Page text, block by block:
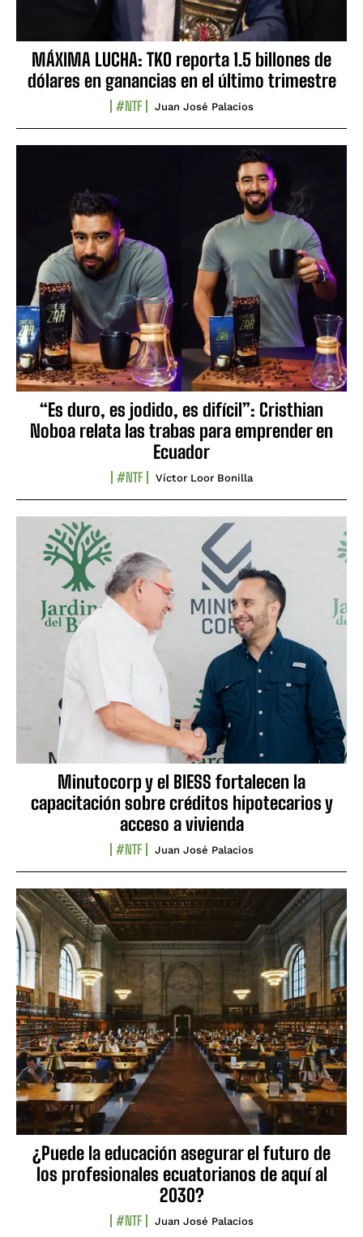
MÁXIMA LUCHA: TKO reporta 1.5 billones de
dólares en ganancias en el último trimestre
#NTF Juan José Palacios
“Es duro, es jodido, es difícil”: Cristhian
Noboa relata las trabas para emprender en
Ecuador
#NTF Víctor Loor Bonilla
Minutocorp y el BIESS fortalecen la
capacitación sobre créditos hipotecarios y
acceso a vivienda
#NTF Juan José Palacios
¿Puede la educación asegurar el futuro de
los profesionales ecuatorianos de aquí al
2030?
#NTF Juan José Palacios